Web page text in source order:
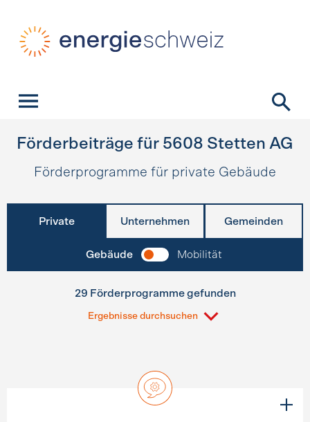
Förderbeiträge für 5608 Stetten AG
Förderprogramme für private Gebäude
Private Unternehmen Gemeinden
Gebäude Mobilität
29 Förderprogramme gefunden
Ergebnisse durchsuchen